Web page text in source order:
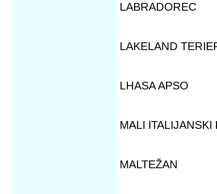
LABRADOREC
LAKELAND
LHASA APSO
MALI ITALIJANSKI
MALTEŽAN